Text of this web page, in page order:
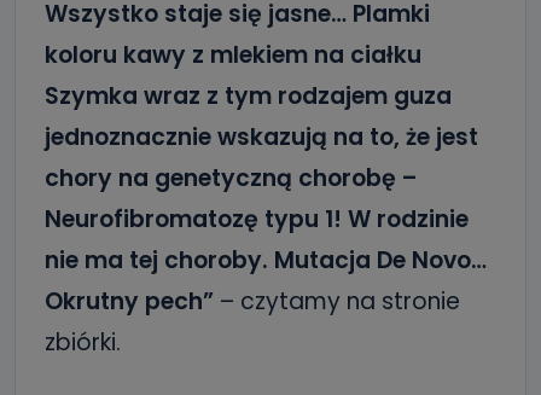
Wszystko staje się jasne… Plamki
koloru kawy z mlekiem na ciałku
Szymka wraz z tym rodzajem guza
jednoznacznie wskazują na to, że jest
chory na genetyczną chorobę –
Neurofibromatozę typu 1! W rodzinie
nie ma tej choroby. Mutacja De Novo…
Okrutny pech” – czytamy na stronie
zbiórki.